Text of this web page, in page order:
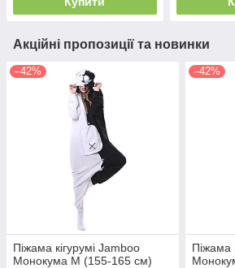
Акційні пропозиції та новинки
–42%
Піжама кігурумі Jamboo
Монокума M (155-165 см)
–42%
Піжама